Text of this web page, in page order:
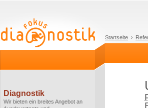
Startseite
Diagnostik
Wir bieten ein breites Angebot an